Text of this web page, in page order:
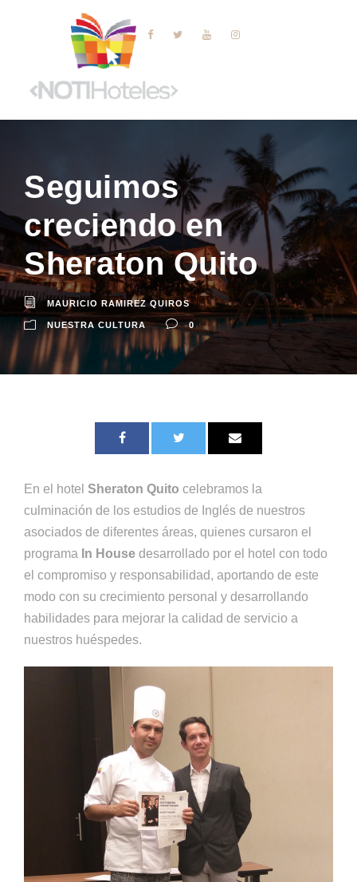
Seguimos
creciendo en
Sheraton Quito
MAURICIO RAMIREZ QUIROS
NUESTRA CULTURA 0
En el hotel Sheraton Quito celebramos la
culminación de los estudios de Inglés de nuestros
asociados de diferentes áreas, quienes cursaron el
programa In House desarrollado por el hotel con todo
el compromiso y responsabilidad, aportando de este
modo con su crecimiento personal y desarrollando
habilidades para mejorar la calidad de servicio a
nuestros huéspedes.